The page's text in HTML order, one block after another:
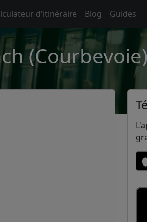
d'itinéraire Blog Guides
(Courbevoie)